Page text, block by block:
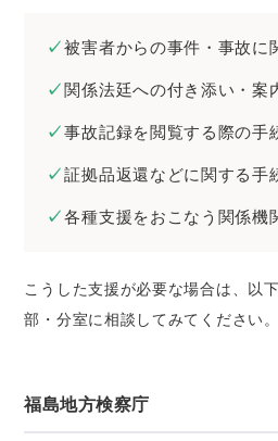
被害者からの事件・事故に
関係法廷への付き添い・案
事故記録を閲覧する際の手
証拠品返還などに関する手
各種支援をおこなう関係機
こうした支援が必要な場合は、以
部・分室に相談してみてください。
福島地方検察庁